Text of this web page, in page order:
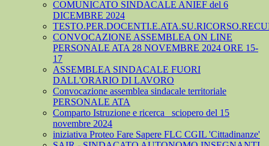
COMUNICATO SINDACALE ANIEF del 6
DICEMBRE 2024
CONVOCAZIONE ASSEMBLEA ON LINE
PERSONALE ATA 28 NOVEMBRE 2024 ORE 15-
17
ASSEMBLEA SINDACALE FUORI
DALL'ORARIO DI LAVORO
Convocazione assemblea sindacale territoriale
PERSONALE ATA
Comparto Istruzione e ricerca_ sciopero del 15
novembre 2024
iniziativa Proteo Fare Sapere FLC CGIL 'Cittadinanze'